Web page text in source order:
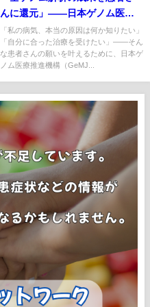
んに還元」——日本ゲノム医療
推進機構（GeMJ）が2026年3月
30日に発足
「私の病気、本当の原因は何か知りたい」
「自分に合った治療を受けたい」——そん
な患者さんの願いを叶えるために、日本ゲ
ノム医療推進機構（GeMJ...